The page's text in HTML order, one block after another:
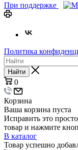
При поддержке
Политика
Найти
0
Корзина
Ваша корзина пуста
Исправить это
товар и нажмите
В каталог
Товар успешно